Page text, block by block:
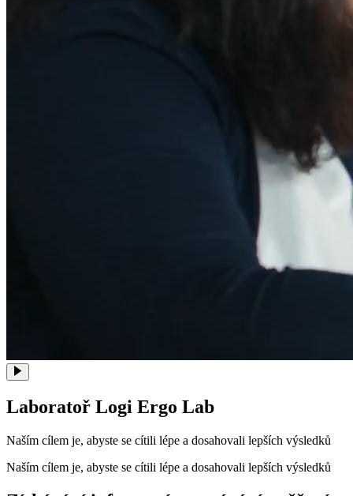
Laboratoř Logi Ergo Lab
Naším cílem je, abyste se cítili lépe a dosahovali lepších výsledků
Naším cílem je, abyste se cítili lépe a dosahovali lepších výsledků